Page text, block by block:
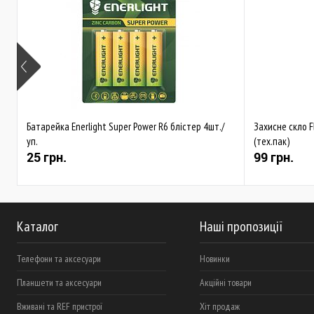
Батарейка Enerlight Super Power R6 блістер 4шт./
уп.
25 грн.
Захисне скло
(тех.пак)
99 грн.
Каталог
Телефони та аксесуари
Планшети та аксесуари
Вживані та REF пристрої
Наші пропозиції
Новинки
Акційні товари
Хіт продаж